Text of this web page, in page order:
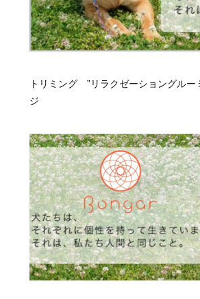
トリミング ”リラクゼーショングル
ジ